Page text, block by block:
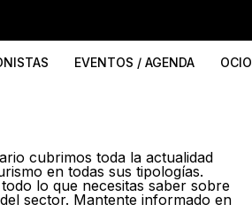
EVENTOS / AGENDA OCIO
cubrimos toda la actualidad
en todas sus tipologías.
lo que necesitas saber sobre
sector. Mantente informado en